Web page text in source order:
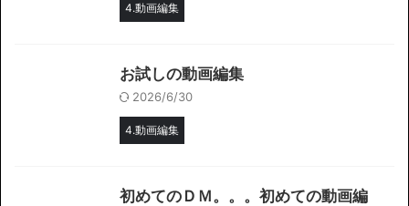
4.動画編集
お試しの動画編集
2026/6/30
4.動画編集
初めてのＤＭ。。。初めての動画編